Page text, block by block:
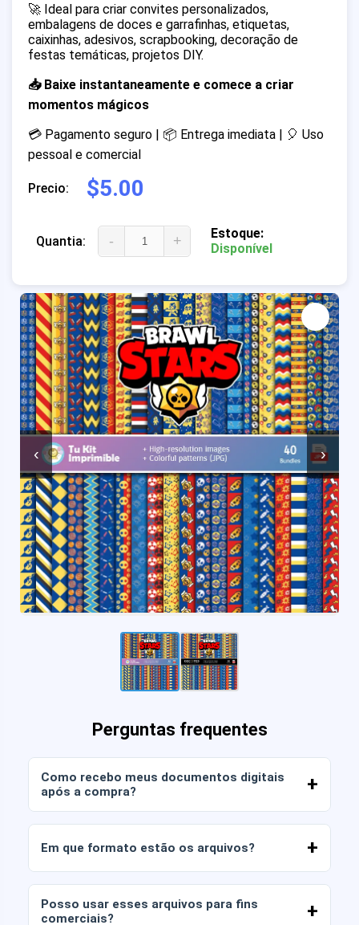
‹ ›
Perguntas frequentes
Como recebo meus documentos digitais
após a compra?
conta ou através do link enviado para o seu e-
Em que formato estão os arquivos?
DPI). Alguns pacotes também incluem arquivos
Posso usar esses arquivos para fins
comerciais?
🚀 Ideal para criar convites personalizados,
embalagens de doces e garrafinhas, etiquetas,
caixinhas, adesivos, scrapbooking, decoração de
festas temáticas, projetos DIY.
📥 Baixe instantaneamente e comece a criar
momentos mágicos
💳 Pagamento seguro | 📦 Entrega imediata | 🎈 Uso
pessoal e comercial
Precio: $5.00
Quantia: - +
Estoque:
Disponível